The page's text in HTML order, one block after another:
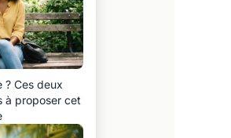
? Ces deux
à proposer cet